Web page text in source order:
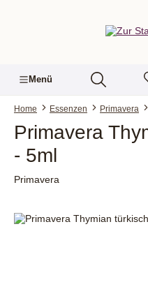
Menü
Home Essenzen Primavera
Primavera
- 5ml
Primavera
Bildergalerie überspringen